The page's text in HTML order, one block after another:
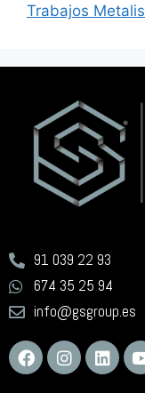
Trabajos
91 039 22 93
674 35 25 94
info@gsgroup.es